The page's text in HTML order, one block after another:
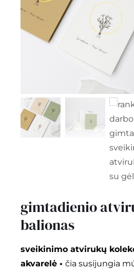
kontaktai
gimtadienio
balionas
sveikinimo atvirukų
akvarelė • čia susijungia